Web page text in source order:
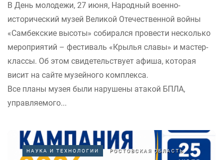
В День молодежи, 27 июня, Народный военно-
исторический музей Великой Отечественной войны
«Самбекские высоты» собирался провести несколько
мероприятий – фестиваль «Крылья славы» и мастер-
классы. Об этом свидетельствует афиша, которая
висит на сайте музейного комплекса.
Все планы музея были нарушены атакой БПЛА,
управляемого...
НАУКА И ТЕХНОЛОГИИ РОСТОВСКАЯ ОБЛАСТЬ